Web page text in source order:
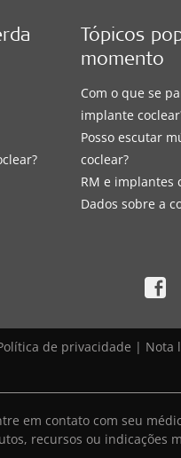
Tópicos
momento
Com o que se
implante
Posso escutar
coclear?
RM e implantes
Dados sobre a
de privacidade | Nota
em contato com seu
recursos ou indicações